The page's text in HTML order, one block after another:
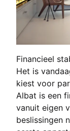
Financieel
Het is
kiest voor
Albat is een
vanuit eigen
beslissingen